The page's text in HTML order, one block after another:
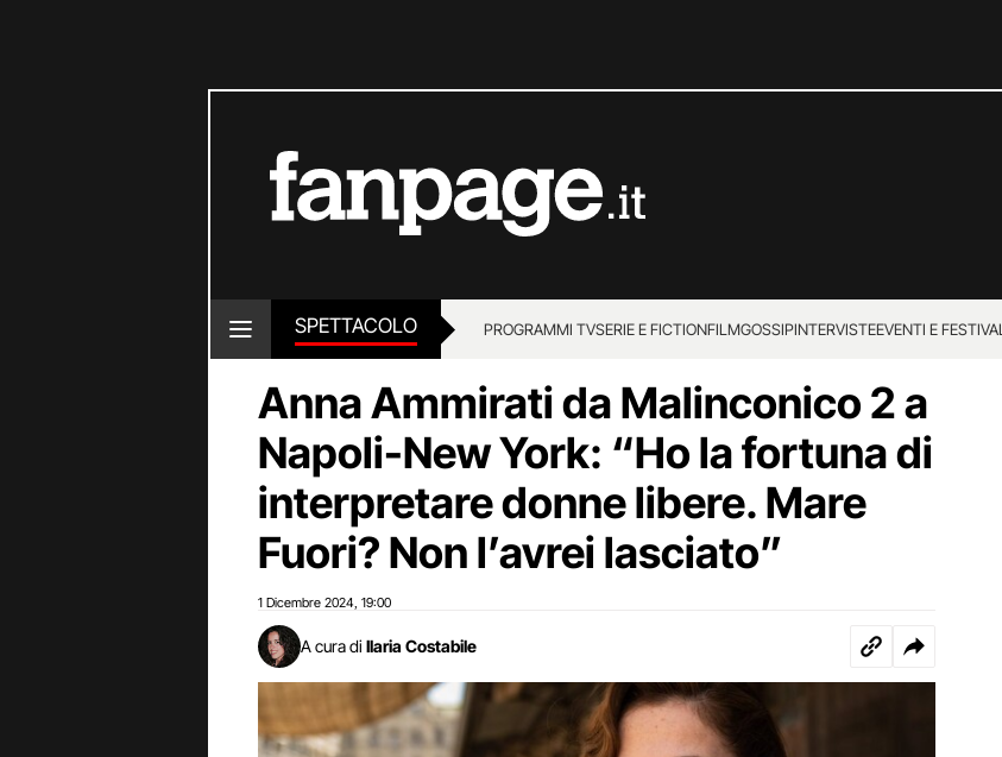
SPETTACOLO PROGRAMMI TVSERIE E FICTIONFILMGOSSIPINTERVISTEEVENTI E FESTIVAL
Anna Ammirati da Malinconico 2 a
Napoli-New York: “Ho la fortuna di
interpretare donne libere. Mare
Fuori? Non l’avrei lasciato”
1 Dicembre 2024 19:00
A cura di Ilaria Costabile